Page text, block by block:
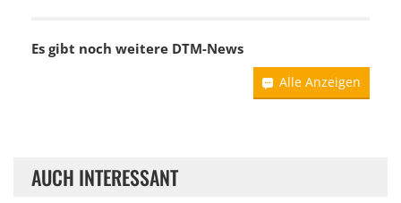
Es gibt noch weitere DTM-News
Alle Anzeigen
AUCH INTERESSANT